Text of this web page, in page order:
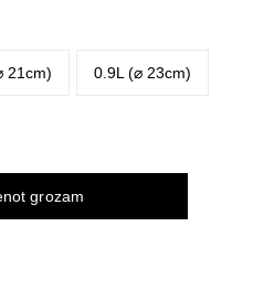
21cm) 0.9L (⌀ 23cm)
grozam